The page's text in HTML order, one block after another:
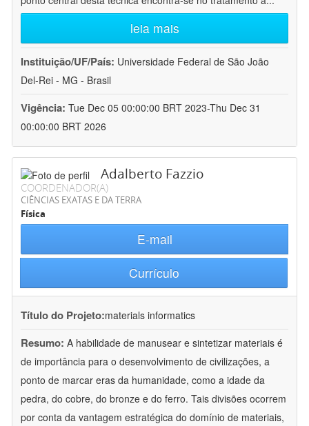
leia mais
Instituição/UF/País: Universidade Federal de São João
Del-Rei - MG - Brasil
Vigência: Tue Dec 05 00:00:00 BRT 2023-Thu Dec 31
00:00:00 BRT 2026
Adalberto Fazzio
COORDENADOR(A)
CIÊNCIAS EXATAS E DA TERRA
Física
E-mail
Currículo
Título do Projeto:materials informatics
Resumo: A habilidade de manusear e sintetizar materiais é
de importância para o desenvolvimento de civilizações, a
ponto de marcar eras da humanidade, como a idade da
pedra, do cobre, do bronze e do ferro. Tais divisões ocorrem
por conta da vantagem estratégica do domínio de materiais,